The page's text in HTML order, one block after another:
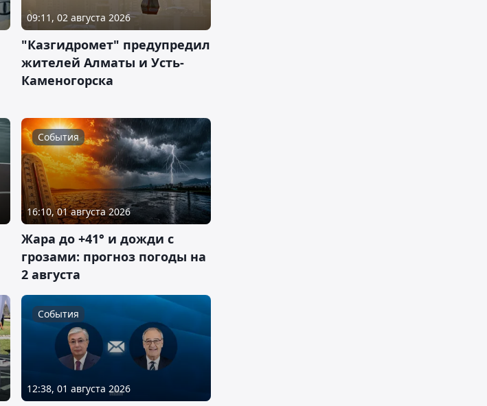
09:11, 02 августа 2026
"Казгидромет" предупредил
жителей Алматы и Усть-
Каменогорска
События
16:10, 01 августа 2026
Жара до +41° и дожди с
грозами: прогноз погоды на
2 августа
События
12:38, 01 августа 2026